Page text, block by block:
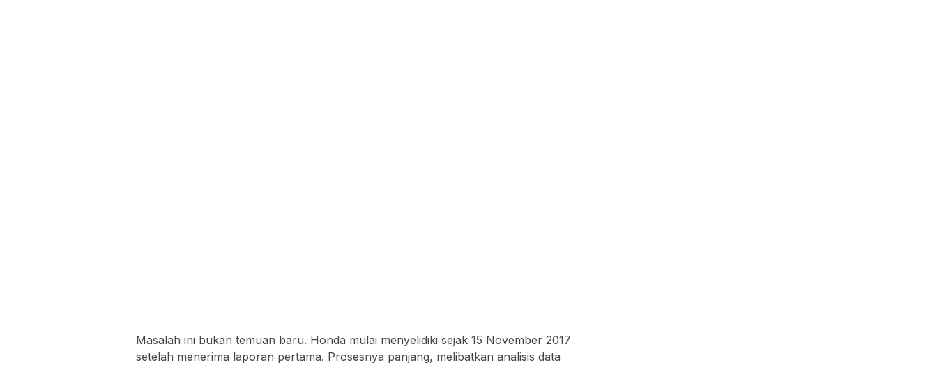
Masalah ini bukan temuan baru. Honda mulai menyelidiki sejak 15 November 2017
setelah menerima laporan pertama. Prosesnya panjang, melibatkan analisis data